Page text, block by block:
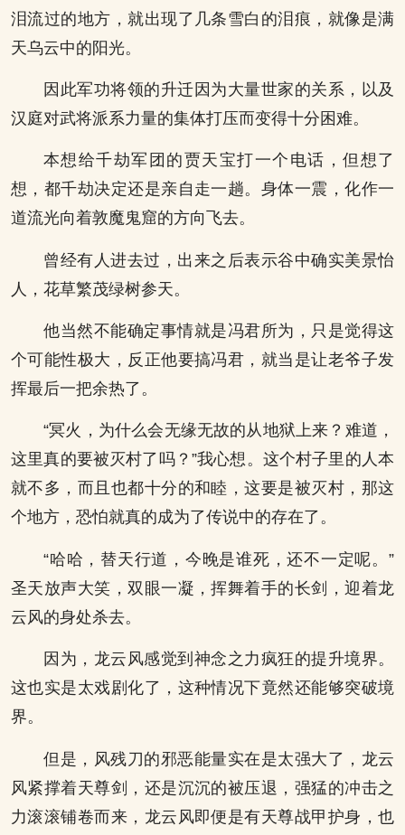
泪流过的地方，就出现了几条雪白的泪痕，就像是满
天乌云中的阳光。
因此军功将领的升迁因为大量世家的关系，以及
汉庭对武将派系力量的集体打压而变得十分困难。
本想给千劫军团的贾天宝打一个电话，但想了
想，都千劫决定还是亲自走一趟。身体一震，化作一
道流光向着敦魔鬼窟的方向飞去。
曾经有人进去过，出来之后表示谷中确实美景怡
人，花草繁茂绿树参天。
他当然不能确定事情就是冯君所为，只是觉得这
个可能性极大，反正他要搞冯君，就当是让老爷子发
挥最后一把余热了。
“冥火，为什么会无缘无故的从地狱上来？难道，
这里真的要被灭村了吗？”我心想。这个村子里的人本
就不多，而且也都十分的和睦，这要是被灭村，那这
个地方，恐怕就真的成为了传说中的存在了。
“哈哈，替天行道，今晚是谁死，还不一定呢。”
圣天放声大笑，双眼一凝，挥舞着手的长剑，迎着龙
云风的身处杀去。
因为，龙云风感觉到神念之力疯狂的提升境界。
这也实是太戏剧化了，这种情况下竟然还能够突破境
界。
但是，风残刀的邪恶能量实在是太强大了，龙云
风紧撑着天尊剑，还是沉沉的被压退，强猛的冲击之
力滚滚铺卷而来，龙云风即便是有天尊战甲护身，也